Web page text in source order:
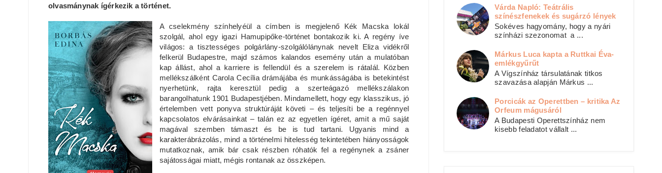
olvasmánynak ígérkezik a történet.
A cselekmény színhelyéül a címben is megjelenő Kék Macska lokál
szolgál, ahol egy igazi Hamupipőke-történet bontakozik ki. A regény íve
világos: a tisztességes polgárlány-szolgálólánynak nevelt Eliza vidékről
felkerül Budapestre, majd számos kalandos esemény után a mulatóban
kap állást, ahol a karriere is fellendül és a szerelem is rátalál. Közben
mellékszálként Carola Cecília drámájába és munkásságába is betekintést
nyerhetünk, rajta keresztül pedig a szerteágazó mellékszálakon
barangolhatunk 1901 Budapestjében. Mindamellett, hogy egy klasszikus, jó
értelemben vett ponyva struktúráját követi – és teljesíti be a regénnyel
kapcsolatos elvárásainkat – talán ez az egyetlen ígéret, amit a mű saját
magával szemben támaszt és be is tud tartani. Ugyanis mind a
karakterábrázolás, mind a történelmi hitelesség tekintetében hiányosságok
mutatkoznak, amik bár csak részben róhatók fel a regénynek a zsáner
sajátosságai miatt, mégis rontanak az összképen.
Várda Napló: Teátrális
színészfenekek és sugárzó lények
Sokéves hagyomány, hogy a nyári
színházi szezonomat a ...
Márkus Luca kapta a Ruttkai Éva-
emlékgyűrűt
A Vígszínház társulatának titkos
szavazása alapján Márkus ...
Porcicák az Operettben – kritika Az
Orfeum mágusáról
A Budapesti Operettszínház nem
kisebb feladatot vállalt ...